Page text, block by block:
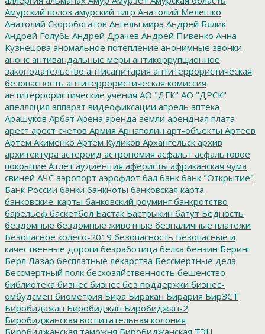
Амурский полоз амурский тигр Анатолий Мелешко
Анатолий Скоробогатов Ангелы мира Андрей Бялик
Андрей Голубь Андрей Драчев Андрей Пивенко Анна
Кузнецова аномальное потепление анонимные звонки
анонс антивандальные меры антикоррупционное
законодательство антисанитария антитеррористическая
безопасность антитеррористическая комиссия
антитеррористические учения АО "ДГК" АО "ДРСК"
апелляция аппарат видеофиксации апрель аптека
Арашуков Арбат Арена аренда земли арендная плата
арест арест счетов Армия Арнаполин арт-объекты Артеев
Артём Акименко Артём Куликов Архангельск архив
архитектура астероид астрономия асфальт асфальтовое
покрытие Атлет аудиенция аферисты африканская чума
свиней АЧС аэропорт аэрофлот бал банк банк "Открытие"
Банк России банки банкноты банковская карта
банковские_карты банковский роуминг банкротство
барельеф баскетбол Бастак Бастрыкин батут Бедность
бездомные бездомные животные безналичные платежи
Безопасное колесо-2019 безопасность Безопасные и
качественные дороги безработица белка бензин Беринг
Берл Лазар бесплатные лекарства Бессмертные дела
Бессмертный полк бесхозяйственность бешенство
библиотека бизнес бизнес без поддержки бизнес-
омбудсмен биометрия Бира Биракан Бирария БирЗСТ
Биробидажан Биробиджан Биробиджан-2
Биробиджанская воспитательная колония
Биробиджанская таможня Биробиджанская ТЭЦ